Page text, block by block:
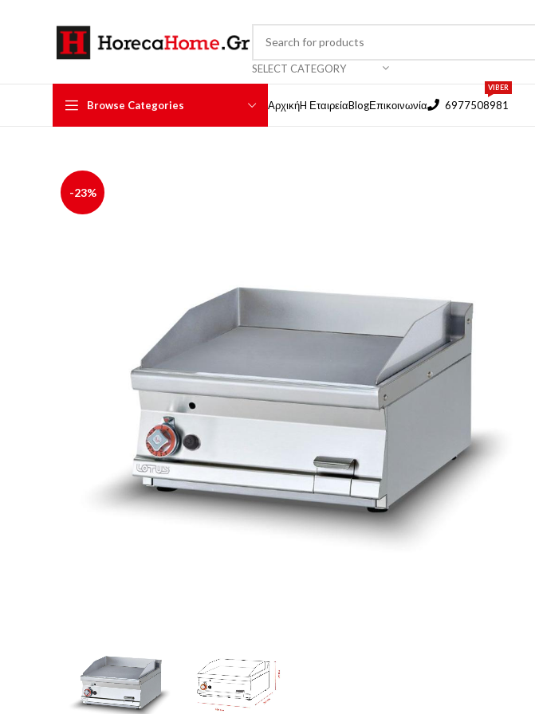
SELECT CATEGORY
Browse Categories ΑρχικήH ΕταιρείαBlogΕπικοινωνία 6977508981
VIBER
-23%